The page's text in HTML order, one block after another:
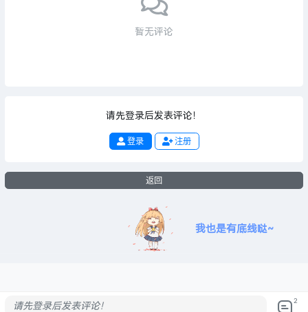
暂无评论
请先登录后发表评论！
登录 注册
返回
我也是有底线哒~
请先登录后发表评论！
2